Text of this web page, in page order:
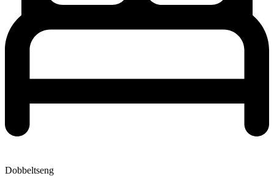
Dobbeltseng